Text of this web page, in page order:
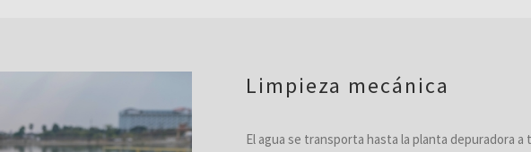
Limpieza mecánica
El agua se transporta hasta la planta depuradora